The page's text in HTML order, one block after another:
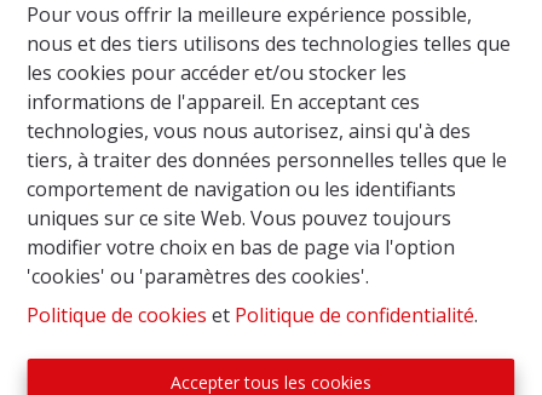
Pour vous offrir la meilleure expérience possible,
nous et des tiers utilisons des technologies telles que
les cookies pour accéder et/ou stocker les
informations de l'appareil. En acceptant ces
technologies, vous nous autorisez, ainsi qu'à des
tiers, à traiter des données personnelles telles que le
comportement de navigation ou les identifiants
uniques sur ce site Web. Vous pouvez toujours
modifier votre choix en bas de page via l'option
'cookies' ou 'paramètres des cookies'.
Politique de cookies et Politique de confidentialité.
Accepter tous les cookies
unique qui s'adapte à vos besoins, mais aussi à ceux de
vos futurs locataires.
Être votre collaborateur de confiance est notre priorité.
Être le partenaire de vos locataires l'est aussi. Nous
cherchons, par notre offre de Gestion Locative, a
obtenir le meilleur de toutes les parties. Partenariats,
services exclusifs, club Bollen & Co... nos services
s'adaptent à vos besoins et à vos biens!
Découvrez nos formules